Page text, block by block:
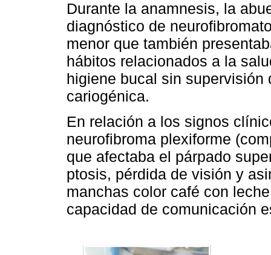
Durante la anamnesis, la
diagnóstico de
menor que también
hábitos relacionados a la
higiene bucal sin
cariogénica.
En relación a los signos
neurofibroma plexiforme
que afectaba el párpado
ptosis, pérdida de visión y
manchas color café con
capacidad de comunicación